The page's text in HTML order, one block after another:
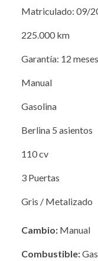
Matriculado: 09/
225.000 km
Garantía: 12 meses
Manual
Gasolina
Berlina 5 asientos
110 cv
3 Puertas
Gris / Metalizado
Cambio: Manual
Combustible: